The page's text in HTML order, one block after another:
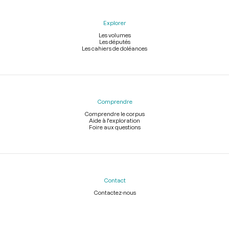
Explorer
Les volumes
Les députés
Les cahiers de doléances
Comprendre
Comprendre le corpus
Aide à l'exploration
Foire aux questions
Contact
Contactez-nous